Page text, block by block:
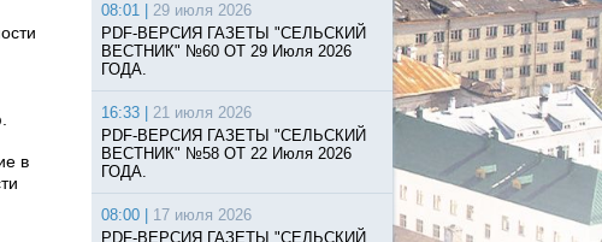
в
08:01 |
29 июля 2026
PDF-ВЕРСИЯ ГАЗЕТЫ "СЕЛЬСКИЙ
ВЕСТНИК" №60 ОТ 29 Июля 2026
ГОДА.
16:33 |
21 июля 2026
PDF-ВЕРСИЯ ГАЗЕТЫ "СЕЛЬСКИЙ
ВЕСТНИК" №58 ОТ 22 Июля 2026
ГОДА.
08:00 |
17 июля 2026
PDF-ВЕРСИЯ ГАЗЕТЫ "СЕЛЬСКИЙ